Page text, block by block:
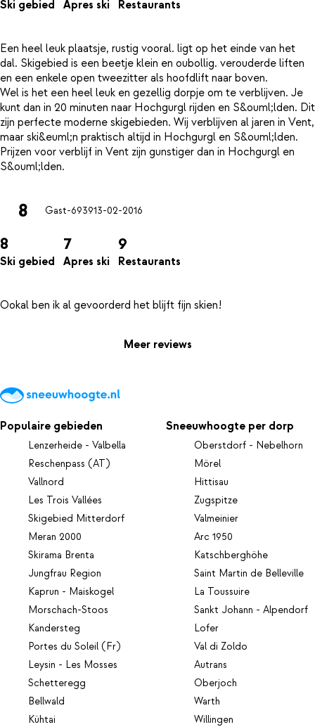
Ski gebied Apres ski Restaurants
Een heel leuk plaatsje, rustig vooral. ligt op het einde van het
dal. Skigebied is een beetje klein en oubollig. verouderde liften
en een enkele open tweezitter als hoofdlift naar boven.
Wel is het een heel leuk en gezellig dorpje om te verblijven. Je
kunt dan in 20 minuten naar Hochgurgl rijden en S&ouml;lden. Dit
zijn perfecte moderne skigebieden. Wij verblijven al jaren in Vent,
maar ski&euml;n praktisch altijd in Hochgurgl en S&ouml;lden.
Prijzen voor verblijf in Vent zijn gunstiger dan in Hochgurgl en
8 Gast-693913-02-2016
8
Ski gebied
7
Apres ski
9
Restaurants
Meer reviews
Populaire gebieden
Lenzerheide - Valbella
Reschenpass (AT)
Vallnord
Les Trois Vallées
Skigebied Mitterdorf
Meran 2000
Skirama Brenta
Jungfrau Region
Kaprun - Maiskogel
Morschach-Stoos
Kandersteg
Portes du Soleil (Fr)
Leysin - Les Mosses
Schetteregg
Bellwald
Kühtai
Sneeuwhoogte per dorp
Oberstdorf - Nebelhorn
Mörel
Hittisau
Zugspitze
Valmeinier
Arc 1950
Katschberghöhe
Saint Martin de Belleville
La Toussuire
Sankt Johann - Alpendorf
Lofer
Val di Zoldo
Autrans
Oberjoch
Warth
Willingen